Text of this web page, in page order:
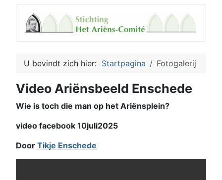
U bevindt zich hier: Startpagina Fotogalerij
Video Ariënsbeeld Enschede
Wie is toch die man op het Ariënsplein?
video facebook 10juli2025
Door Tikje Enschede